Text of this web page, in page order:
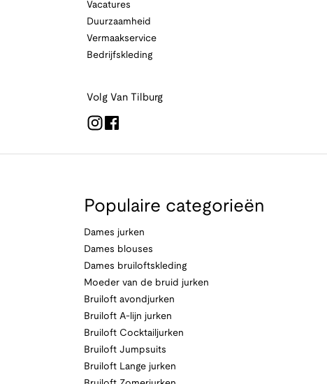
Vacatures
Duurzaamheid
Vermaakservice
Bedrijfskleding
Volg Van Tilburg
Populaire categorieën
Dames jurken
Dames blouses
Dames bruiloftskleding
Moeder van de bruid jurken
Bruiloft avondjurken
Bruiloft A-lijn jurken
Bruiloft Cocktailjurken
Bruiloft Jumpsuits
Bruiloft Lange jurken